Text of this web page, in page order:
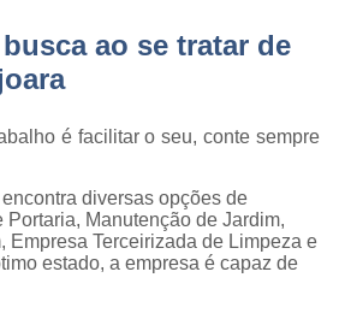
Empresa
Empresa de
Empresa de Gestão de
Empresa
Empresa
Empresa
Empresa de
ao se tratar de
é facilitar o seu, conte sempre
diversas opções de
Manutenção de Jardim,
Empresa Terceirizada de Limpeza e
estado, a empresa é capaz de